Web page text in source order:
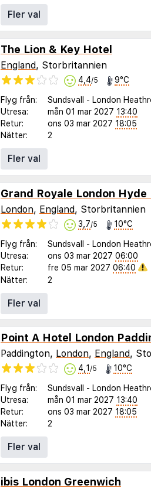
Fler val
The Lion & Key Hotel
England, Storbritannien
4,4/5 9°C
Flyg från: Sundsvall - London
Utresa:
mån 01 mar 2027 13:40
Retur:
ons 03 mar 2027 18:05
Nätter:
2
Fler val
Grand Royale London Hyde
London, England, Storbritannien
3,7/5 10°C
Flyg från: Sundsvall - London
Utresa:
ons 03 mar 2027 06:00
Retur:
fre 05 mar 2027 06:40
Nätter:
2
Fler val
Point A Hotel London
Paddington, London, England,
4,1 /5 10°C
Flyg från: Sundsvall - London
Utresa:
mån 01 mar 2027 13:40
Retur:
ons 03 mar 2027 18:05
Nätter:
2
Fler val
ibis London Greenwich